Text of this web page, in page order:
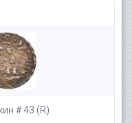
# 43 (R)